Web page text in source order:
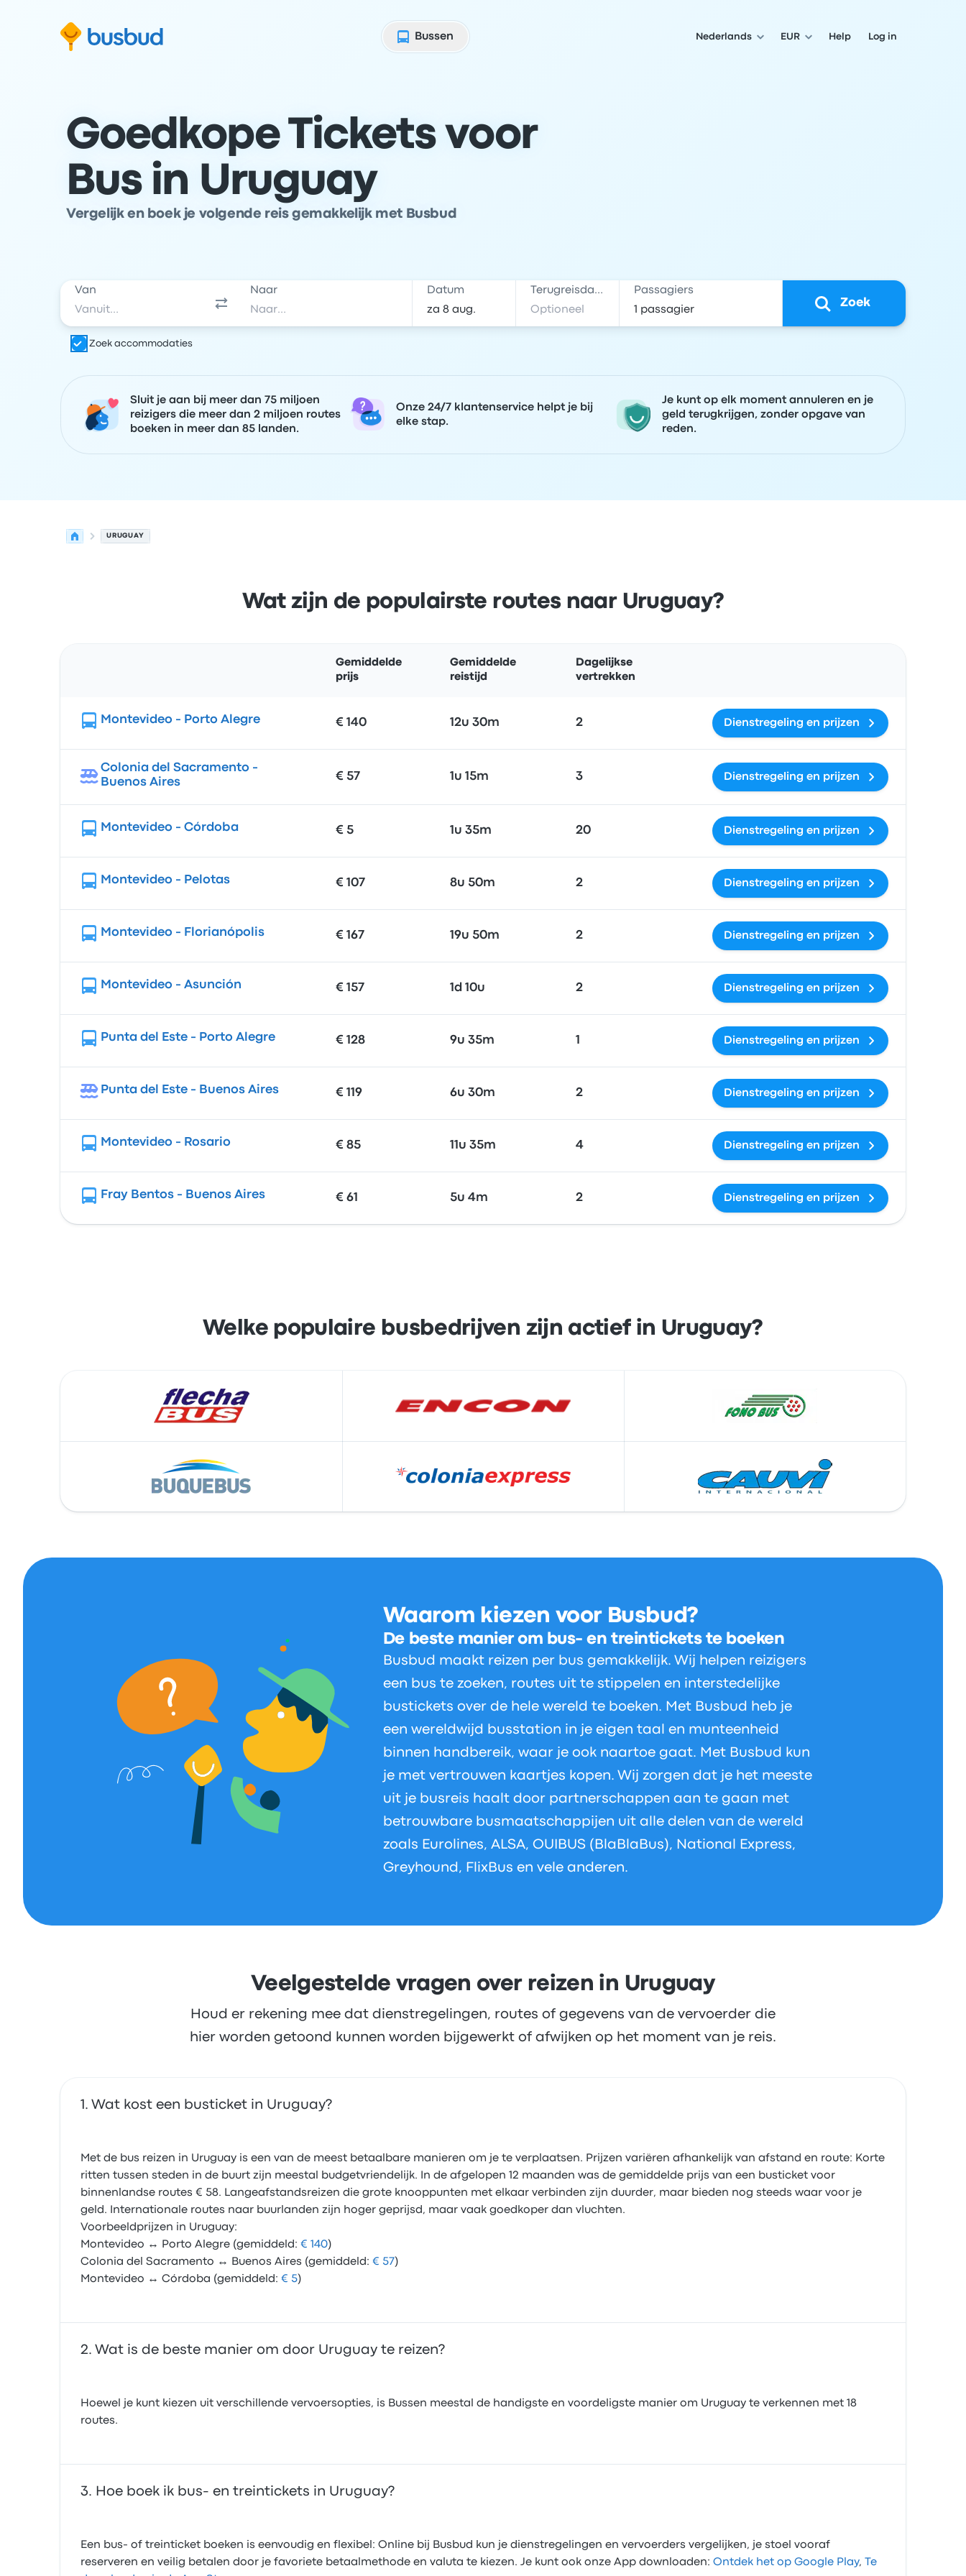
Bussen
Nederlands EUR Help Log in
Goedkope Tickets voor
Bus in Uruguay
Vergelijk en boek je volgende reis gemakkelijk met Busbud
Van Naar Datum Terugreisdatum Passagiers
Zoek
Zoek accommodaties
Sluit je aan bij meer dan 75 miljoen
reizigers die meer dan 2 miljoen routes
boeken in meer dan 85 landen.
Onze 24/7 klantenservice helpt je bij
elke stap.
Je kunt op elk moment annuleren en je
geld terugkrijgen, zonder opgave van
reden.
URUGUAY
Wat zijn de populairste routes naar Uruguay?
Gemiddelde
prijs
Gemiddelde
reistijd
Dagelijkse
vertrekken
Montevideo - Porto Alegre € 140 12u 30m 2 Dienstregeling en prijzen
Colonia del Sacramento -
Buenos Aires
€ 57 1u 15m 3 Dienstregeling en prijzen
Montevideo - Córdoba € 5 1u 35m 20 Dienstregeling en prijzen
Montevideo - Pelotas € 107 8u 50m 2 Dienstregeling en prijzen
Montevideo - Florianópolis € 167 19u 50m 2 Dienstregeling en prijzen
Montevideo - Asunción € 157 1d 10u 2 Dienstregeling en prijzen
Punta del Este - Porto Alegre € 128 9u 35m 1 Dienstregeling en prijzen
Punta del Este - Buenos Aires € 119 6u 30m 2 Dienstregeling en prijzen
Montevideo - Rosario € 85 11u 35m 4 Dienstregeling en prijzen
Fray Bentos - Buenos Aires € 61 5u 4m 2 Dienstregeling en prijzen
Welke populaire busbedrijven zijn actief in Uruguay?
Waarom kiezen voor Busbud?
De beste manier om bus- en treintickets te boeken
Busbud maakt reizen per bus gemakkelijk. Wij helpen reizigers
een bus te zoeken, routes uit te stippelen en interstedelijke
bustickets over de hele wereld te boeken. Met Busbud heb je
een wereldwijd busstation in je eigen taal en munteenheid
binnen handbereik, waar je ook naartoe gaat. Met Busbud kun
je met vertrouwen kaartjes kopen. Wij zorgen dat je het meeste
uit je busreis haalt door partnerschappen aan te gaan met
betrouwbare busmaatschappijen uit alle delen van de wereld
zoals Eurolines, ALSA, OUIBUS (BlaBlaBus), National Express,
Greyhound, FlixBus en vele anderen.
Veelgestelde vragen over reizen in Uruguay
Houd er rekening mee dat dienstregelingen, routes of gegevens van de vervoerder die
hier worden getoond kunnen worden bijgewerkt of afwijken op het moment van je reis.
Wat kost een busticket in Uruguay?
Met de bus reizen in Uruguay is een van de meest betaalbare manieren om je te verplaatsen. Prijzen variëren afhankelijk van afstand en route: Korte
ritten tussen steden in de buurt zijn meestal budgetvriendelijk. In de afgelopen 12 maanden was de gemiddelde prijs van een busticket voor
binnenlandse routes € 58. Langeafstandsreizen die grote knooppunten met elkaar verbinden zijn duurder, maar bieden nog steeds waar voor je
geld. Internationale routes naar buurlanden zijn hoger geprijsd, maar vaak goedkoper dan vluchten.
Voorbeeldprijzen in Uruguay:
Montevideo ↔ Porto Alegre (gemiddeld: € 140)
Colonia del Sacramento ↔ Buenos Aires (gemiddeld: € 57 )
Montevideo ↔ Córdoba (gemiddeld: € 5)
Wat is de beste manier om door Uruguay te reizen?
Hoewel je kunt kiezen uit verschillende vervoersopties, is Bussen meestal de handigste en voordeligste manier om Uruguay te verkennen met 18
routes.
Hoe boek ik bus- en treintickets in Uruguay?
Een bus- of treinticket boeken is eenvoudig en flexibel: Online bij Busbud kun je dienstregelingen en vervoerders vergelijken, je stoel vooraf
reserveren en veilig betalen door je favoriete betaalmethode en valuta te kiezen. Je kunt ook onze App downloaden: Ontdek het op Google Play,
Te